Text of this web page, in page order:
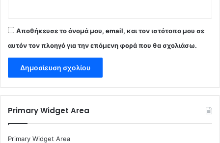
Αποθήκευσε το όνομά μου, email, και τον ιστότοπο μου σε
αυτόν τον πλοηγό για την επόμενη φορά που θα σχολιάσω.
Primary Widget Area
Primary Widget Area